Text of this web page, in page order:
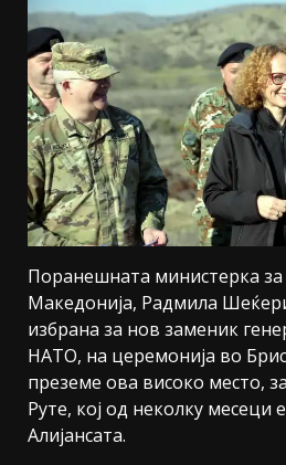
Поранешната министерка
Македонија, Радмила
избрана за нов заменик
НАТО, на церемонија во
преземе ова високо место,
Руте, кој од неколку месеци
Алијансата.